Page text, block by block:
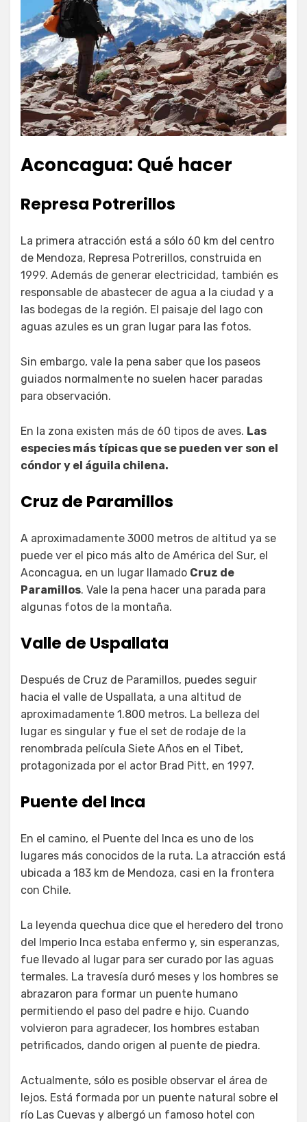
Aconcagua: Qué hacer
Represa Potrerillos
La primera atracción está a sólo 60 km del centro
de Mendoza, Represa Potrerillos, construida en
1999. Además de generar electricidad, también es
responsable de abastecer de agua a la ciudad y a
las bodegas de la región. El paisaje del lago con
aguas azules es un gran lugar para las fotos.
Sin embargo, vale la pena saber que los paseos
guiados normalmente no suelen hacer paradas
para observación.
En la zona existen más de 60 tipos de aves. Las
especies más típicas que se pueden ver son el
cóndor y el águila chilena.
Cruz de Paramillos
A aproximadamente 3000 metros de altitud ya se
puede ver el pico más alto de América del Sur, el
Aconcagua, en un lugar llamado Cruz de
Paramillos. Vale la pena hacer una parada para
algunas fotos de la montaña.
Valle de Uspallata
Después de Cruz de Paramillos, puedes seguir
hacia el valle de Uspallata, a una altitud de
aproximadamente 1.800 metros. La belleza del
lugar es singular y fue el set de rodaje de la
renombrada película Siete Años en el Tibet,
protagonizada por el actor Brad Pitt, en 1997.
Puente del Inca
En el camino, el Puente del Inca es uno de los
lugares más conocidos de la ruta. La atracción está
ubicada a 183 km de Mendoza, casi en la frontera
con Chile.
La leyenda quechua dice que el heredero del trono
del Imperio Inca estaba enfermo y, sin esperanzas,
fue llevado al lugar para ser curado por las aguas
termales. La travesía duró meses y los hombres se
abrazaron para formar un puente humano
permitiendo el paso del padre e hijo. Cuando
volvieron para agradecer, los hombres estaban
petrificados, dando origen al puente de piedra.
Actualmente, sólo es posible observar el área de
lejos. Está formada por un puente natural sobre el
río Las Cuevas y albergó un famoso hotel con